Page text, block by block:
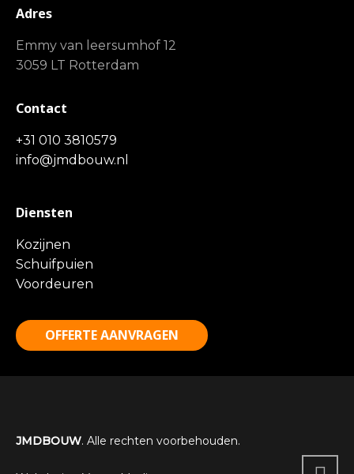
Adres
Emmy van leersumhof 12
3059 LT Rotterdam
Contact
+31 010 3810579
info@jmdbouw.nl
Diensten
Kozijnen
Schuifpuien
Voordeuren
OFFERTE AANVRAGEN
JMDBOUW. Alle rechten voorbehouden.